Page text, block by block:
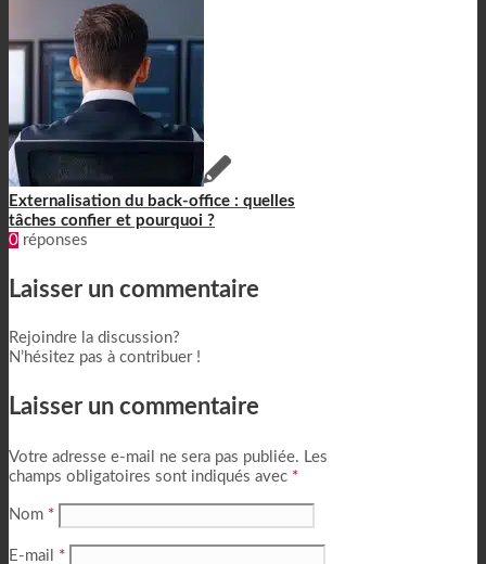
Externalisation du back-office : quelles
tâches confier et pourquoi ?
0 réponses
Laisser un commentaire
Rejoindre la discussion?
N’hésitez pas à contribuer !
Laisser un commentaire
Votre adresse e-mail ne sera pas publiée. Les
champs obligatoires sont indiqués avec *
Nom *
E-mail *